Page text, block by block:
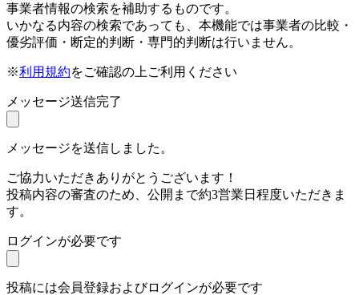
事業者情報の検索を補助するものです。
いかなる内容の検索であっても、本機能では事業者の比較・
優劣評価・断定的判断・専門的判断は行いません。
※利用規約をご確認の上ご利用ください
メッセージ送信完了
メッセージを送信しました。
ご協力いただきありがとうございます！
投稿内容の審査のため、公開まで約3営業日程度いただきま
す。
ログインが必要です
投稿には会員登録およびログインが必要です